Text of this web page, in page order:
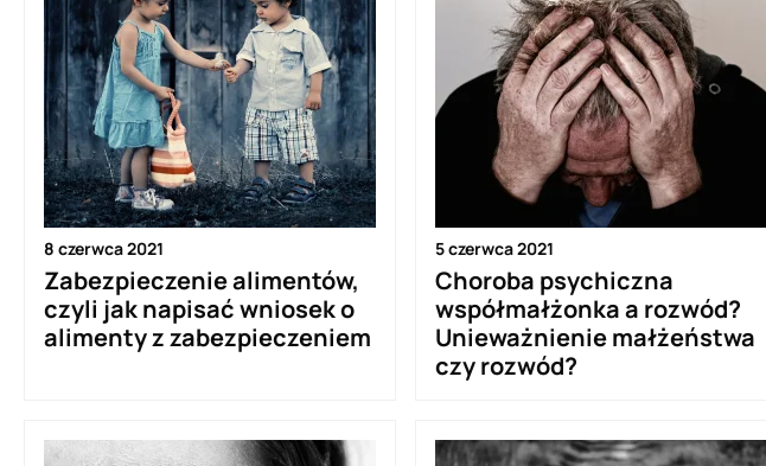
8 czerwca 2021
Zabezpieczenie alimentów,
czyli jak napisać wniosek o
alimenty z zabezpieczeniem
5 czerwca 2021
Choroba psychiczna
współmałżonka a rozwód?
Unieważnienie małżeństwa
czy rozwód?